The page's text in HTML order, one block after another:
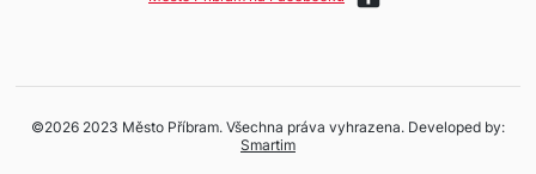
©2026 2023 Město Příbram. Všechna práva vyhrazena. Developed by:
Smartim